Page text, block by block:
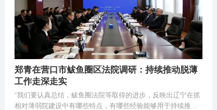
郑青在营口市鲅鱼圈区法院调研：持续推动脱薄
工作走深走实
“我们要认真总结，鲅鱼圈法院等取得的进步，反映出辽宁在抓
相对薄弱院建设中有哪些特点，有哪些经验能够用于持续推动